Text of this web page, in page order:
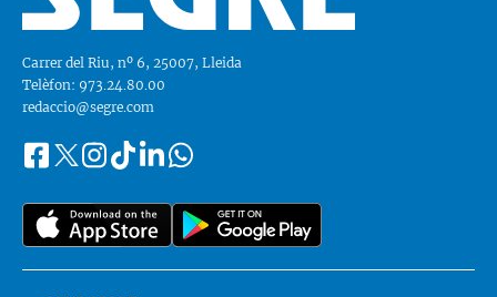
Carrer del Riu, nº 6, 25007, Lleida
Telèfon: 973.24.80.00
redaccio@segre.com
Segueix-
a::
FacebookInstagram
TiktokLinkedinWhatsapp